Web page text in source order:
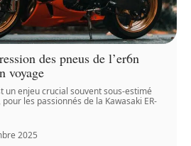
des pneus de l’er6n
voyage
un enjeu crucial souvent sous-estimé
les passionnés de la Kawasaki ER-
2025